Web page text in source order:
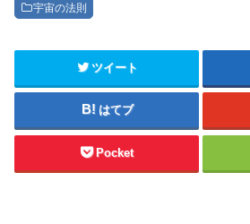
宇宙の法則
ツイート
はてブ
Pocket